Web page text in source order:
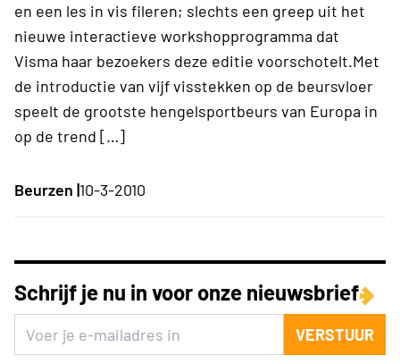
en een les in vis fileren; slechts een greep uit het
nieuwe interactieve workshopprogramma dat
Visma haar bezoekers deze editie voorschotelt.Met
de introductie van vijf visstekken op de beursvloer
speelt de grootste hengelsportbeurs van Europa in
op de trend […]
Beurzen |10-3-2010
Schrijf je nu in voor onze nieuwsbrief
VERSTUUR